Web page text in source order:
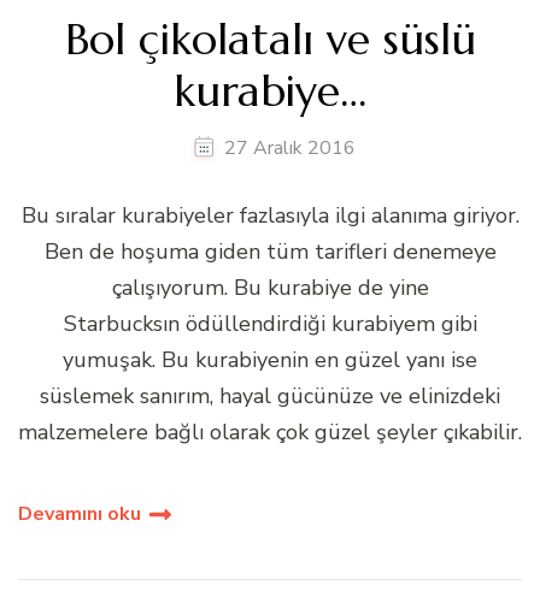
Bol çikolatalı ve süslü
kurabiye…
27 Aralık 2016
Bu sıralar kurabiyeler fazlasıyla ilgi alanıma giriyor.
Ben de hoşuma giden tüm tarifleri denemeye
çalışıyorum. Bu kurabiye de yine
Starbucksın ödüllendirdiği kurabiyem gibi
yumuşak. Bu kurabiyenin en güzel yanı ise
süslemek sanırım, hayal gücünüze ve elinizdeki
malzemelere bağlı olarak çok güzel şeyler çıkabilir.
Devamını oku